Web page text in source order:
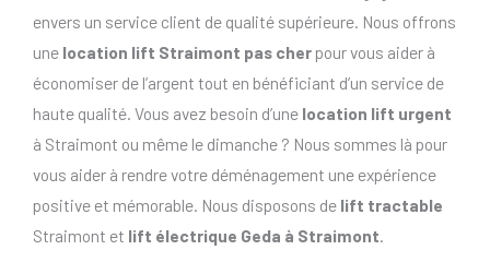
envers un service client de qualité supérieure. Nous offrons
une location lift Straimont pas cher pour vous aider à
économiser de l’argent tout en bénéficiant d’un service de
haute qualité. Vous avez besoin d’une location lift urgent
à Straimont ou même le dimanche ? Nous sommes là pour
vous aider à rendre votre déménagement une expérience
positive et mémorable. Nous disposons de lift tractable
Straimont et lift électrique Geda à Straimont.